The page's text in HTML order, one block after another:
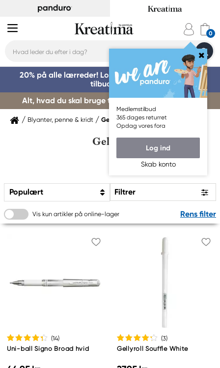
Medlemstilbud
365 dages returret
Opdag vores fora
Log ind
Skab konto
20% på alle lærreder! Log på for at benytte dig af
tilbuddet »
Alt, hvad du skal bruge til kursusstart – køb her »
Blyanter, penne & kridt Gelpenne
Gelpenne
Populært Filtrer
Vis kun artikler på online-lager Rens filter
(14)
Uni-ball Signo Broad hvid
(3)
Gellyroll Souffle White